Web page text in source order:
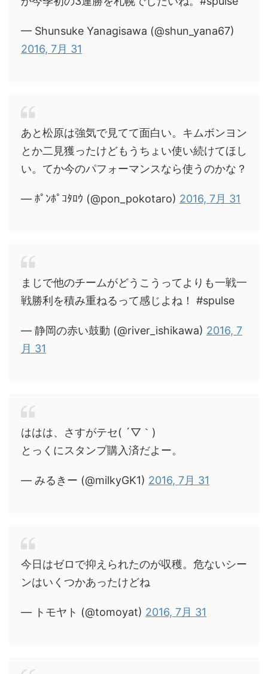
— Shunsuke Yanagisawa (@shun_yana67)
2016, 7月 31
あと松原は強気で見てて面白い。キムボンヨン
とか二見獲ったけどもうちょい使い続けてほし
い。てか今のパフォーマンスなら使うのかな？
— ﾎﾟﾝﾎﾟｺﾀﾛｳ (@pon_pokotaro) 2016, 7月 31
まじで他のチームがどうこうってよりも一戦一
戦勝利を積み重ねるって感じよね！ #spulse
— 静岡の赤い鼓動 (@river_ishikawa) 2016, 7
月 31
ははは、さすがテセ( ´▽｀)
とっくにスタンプ購入済だよー。
— みるきー (@milkyGK1) 2016, 7月 31
今日はゼロで抑えられたのが収穫。危ないシー
ンはいくつかあったけどね
— トモヤト (@tomoyat) 2016, 7月 31